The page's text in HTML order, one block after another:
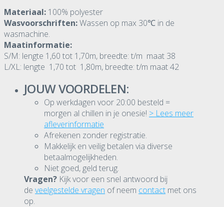
Materiaal: 100% polyester
Wasvoorschriften:Wassen op max 30℃ in de
wasmachine.
Maatinformatie:
S/M: lengte 1,60 tot 1,70m, breedte: t/m maat 38
L/XL: lengte 1,70 tot 1,80m, breedte: t/m maat 42
JOUW VOORDELEN:
Op werkdagen voor 20:00 besteld =
morgen al chillen in je onesie! > Lees meer
afleverinformatie
Afrekenen zonder registratie.
Makkelijk en veilig betalen via diverse
betaalmogelijkheden.
Niet goed, geld terug.
Vragen? Kijk voor een snel antwoord bij
de veelgestelde vragen of neem contact met ons
op.